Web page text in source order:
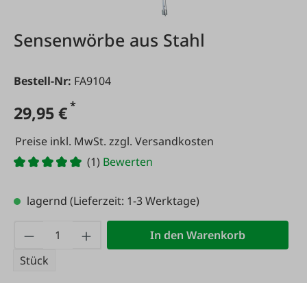
Sensenwörbe aus Stahl
Bestell-Nr: FA9104
29,95 €*
Preise inkl. MwSt. zzgl. Versandkosten
(1) Bewerten
lagernd (Lieferzeit: 1-3 Werktage)
Produkt Anzahl: Gib den gewünschten
Stück
In den Warenkorb